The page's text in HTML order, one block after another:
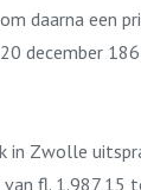
daarna
december
Zwolle
fl.